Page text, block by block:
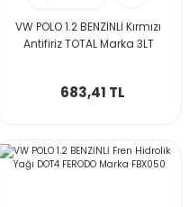
VW POLO 1.2 BENZİNLİ Kırmızı
Antifiriz TOTAL Marka 3LT
683,41 TL